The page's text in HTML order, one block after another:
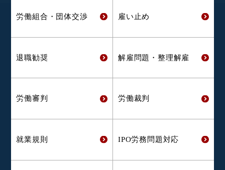
労働組合・ 団体交渉 雇い止め
退職勧奨 解雇問題・ 整理解雇
労働審判 労働裁判
就業規則 IPO労務問題対応